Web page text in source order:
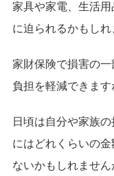
家具や家電、生活
に迫られるかもしれ
家財保険で損害の一
負担を軽減できます
日頃は自分や家族
にはどれくらいの
ないかもしれませ